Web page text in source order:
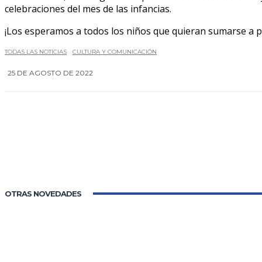
celebraciones del mes de las infancias.
¡Los esperamos a todos los niños que quieran sumarse a
TODAS LAS NOTICIAS CULTURA Y COMUNICACIÓN
25 DE AGOSTO DE 2022
OTRAS NOVEDADES